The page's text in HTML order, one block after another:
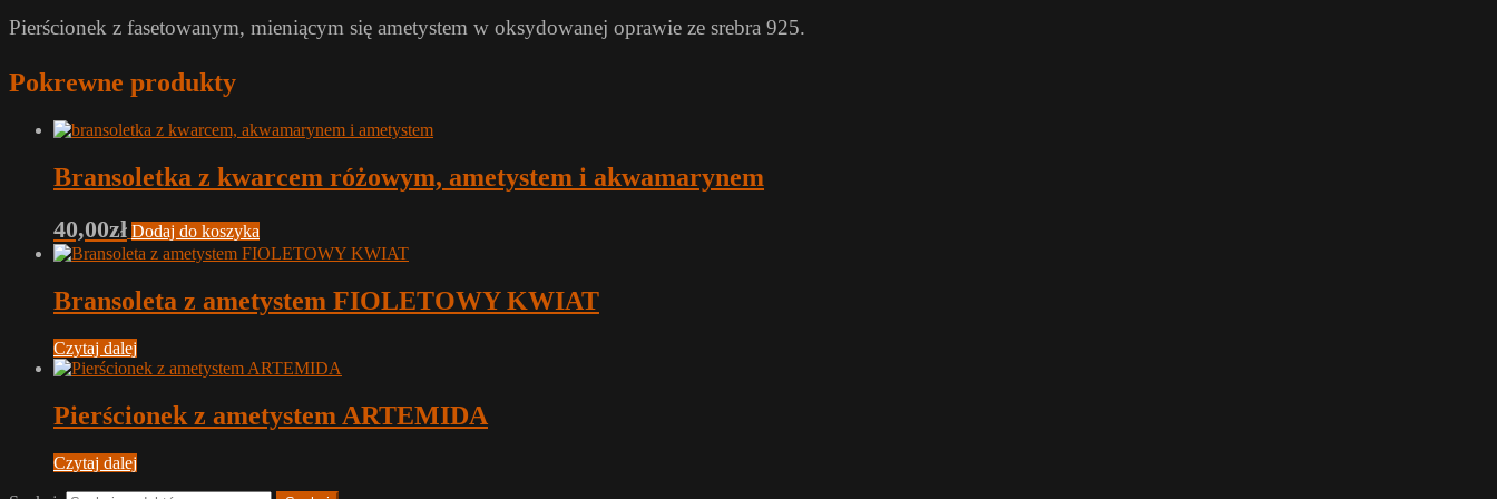
Pierścionek z fasetowanym, mieniącym się ametystem w oksydowanej oprawie ze srebra 925.
Pokrewne produkty
Bransoletka z kwarcem różowym, ametystem i akwamarynem
40,00zł Dodaj do koszyka
Bransoleta z ametystem FIOLETOWY KWIAT
Czytaj dalej
Pierścionek z ametystem ARTEMIDA
Czytaj dalej